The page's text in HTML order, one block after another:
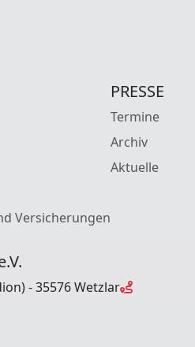
Versicherungen
PRESSE
Termine
Archiv
Aktuelle
- 35576 Wetzlar